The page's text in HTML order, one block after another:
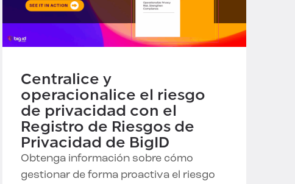
Centralice y
operacionalice el riesgo
de privacidad con el
Registro de Riesgos de
Privacidad de BigID
Obtenga información sobre cómo
gestionar de forma proactiva el riesgo